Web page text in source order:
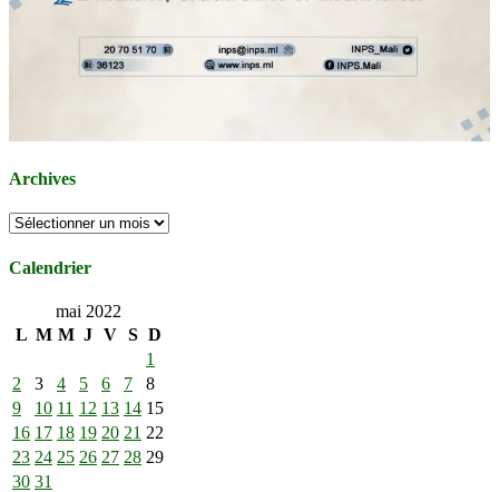
Archives
Archives
Calendrier
mai 2022
L M M J V S D
1
2
3 4 5 6 7
8
9
10 11 12 13 14 15
16 17 18 19 20 21 22
23 24 25 26 27 28 29
30 31